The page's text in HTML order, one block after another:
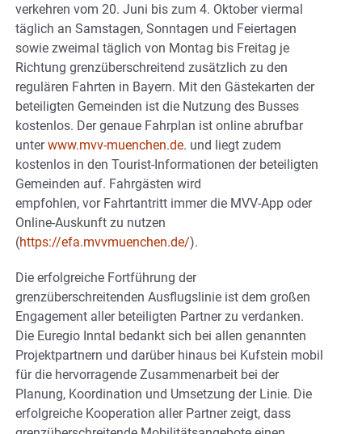
verkehren vom 20. Juni bis zum 4. Oktober viermal
täglich an Samstagen, Sonntagen und Feiertagen
sowie zweimal täglich von Montag bis Freitag je
Richtung grenzüberschreitend zusätzlich zu den
regulären Fahrten in Bayern. Mit den Gästekarten der
beteiligten Gemeinden ist die Nutzung des Busses
kostenlos. Der genaue Fahrplan ist online abrufbar
unterwww.mvv-muenchen.de. und liegt zudem
kostenlos in den Tourist-Informationen der beteiligten
Gemeinden auf. Fahrgästen wird
empfohlen, vor Fahrtantritt immer die MVV-App oder
Online-Auskunft zu nutzen
(https://efa.mvvmuenchen.de/).
Die erfolgreiche Fortführung der
grenzüberschreitenden Ausflugslinie ist dem großen
Engagement aller beteiligten Partner zu verdanken.
Die Euregio Inntal bedankt sich bei allen genannten
Projektpartnern und darüber hinaus bei Kufstein mobil
für die hervorragende Zusammenarbeit bei der
Planung, Koordination und Umsetzung der Linie. Die
erfolgreiche Kooperation aller Partner zeigt, dass